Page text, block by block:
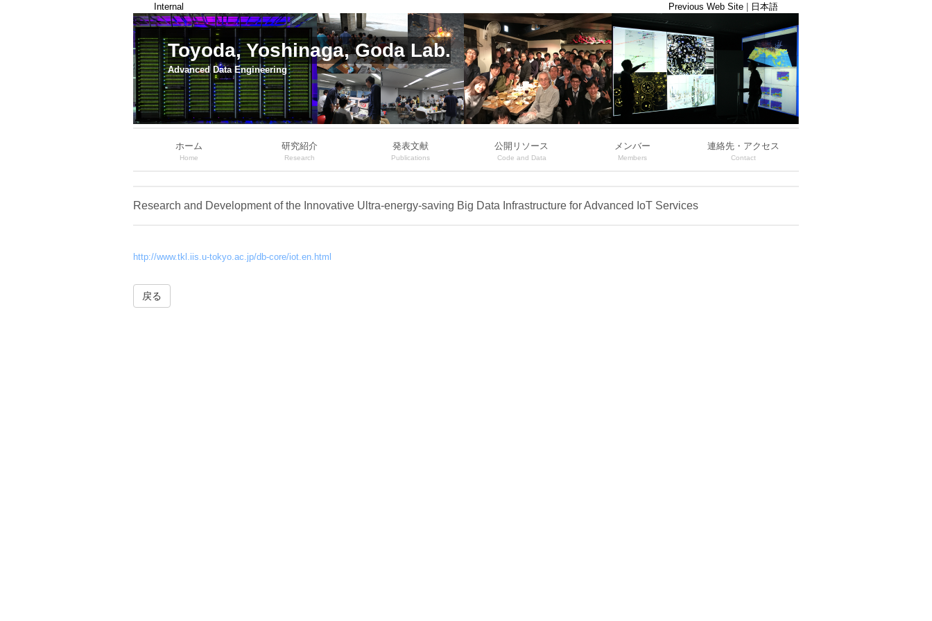
Internal Previous Web Site 日本語
Toyoda, Yoshinaga, Goda Lab.
Advanced Data Engineering
ホーム
Home
研究紹介
Research
発表文献
Publications
公開リソース
Code and Data
メンバー
Members
連絡先・アクセス
Contact
Research and Development of the Innovative Ultra-energy-saving Big Data Infrastructure for Advanced IoT Services
http://www.tkl.iis.u-tokyo.ac.jp/db-core/iot.en.html
戻る